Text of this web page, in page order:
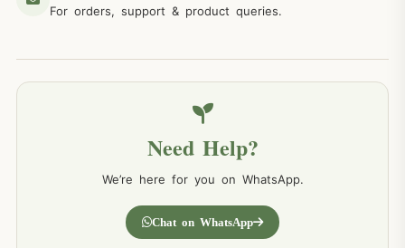
For orders, support & product queries.
Need Help?
We’re here for you on WhatsApp.
Chat on WhatsApp